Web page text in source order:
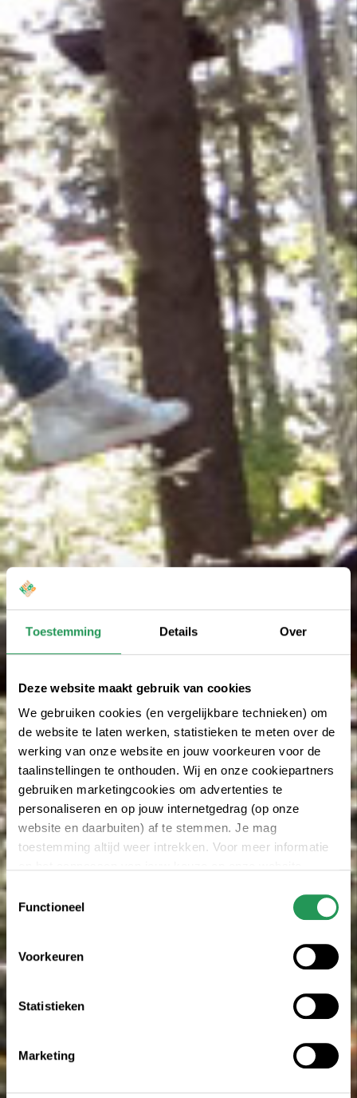
Toestemming Details Over
Deze website maakt gebruik van cookies
We gebruiken cookies (en vergelijkbare technieken) om
de website te laten werken, statistieken te meten over de
werking van onze website en jouw voorkeuren voor de
taalinstellingen te onthouden. Wij en onze cookiepartners
gebruiken marketingcookies om advertenties te
personaliseren en op jouw internetgedrag (op onze
website en daarbuiten) af te stemmen. Je mag
toestemming altijd weer intrekken. Voor meer informatie
Toestemmingsselectie
Functioneel
Voorkeuren
Statistieken
Marketing